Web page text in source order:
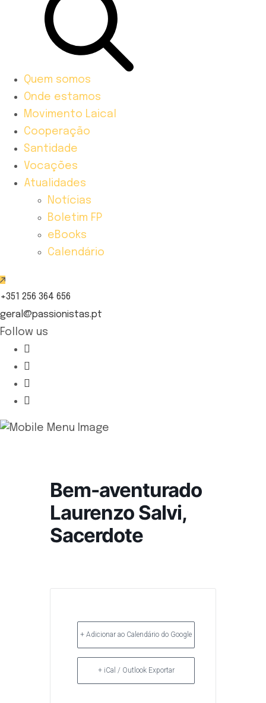
Quem somos
Onde estamos
Movimento Laical
Cooperação
Santidade
Vocações
Atualidades
Notícias
Boletim FP
eBooks
Calendário
+351 256 364 656
geral@passionistas.pt
Follow us
Bem-aventurado
Laurenzo Salvi,
Sacerdote
+ Adicionar ao Calendário do Google
+ iCal / Outlook Exportar